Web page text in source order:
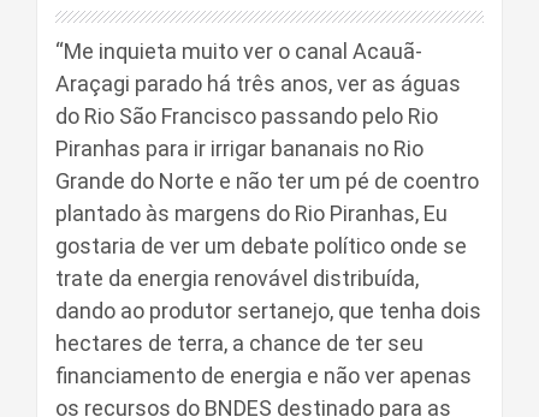
“Me inquieta muito ver o canal Acauã-
Araçagi parado há três anos, ver as águas
do Rio São Francisco passando pelo Rio
Piranhas para ir irrigar bananais no Rio
Grande do Norte e não ter um pé de coentro
plantado às margens do Rio Piranhas, Eu
gostaria de ver um debate político onde se
trate da energia renovável distribuída,
dando ao produtor sertanejo, que tenha dois
hectares de terra, a chance de ter seu
financiamento de energia e não ver apenas
os recursos do BNDES destinado para as